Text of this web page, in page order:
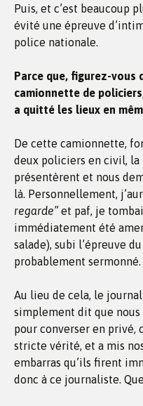
Puis, et c’est beaucoup
évité une épreuve
police nationale.
Parce que, figurez-vous
camionnette de
a quitté les lieux en
De cette camionnette,
deux policiers en civil, la
présentèrent et nous
là. Personnellement,
regarde”et paf, je
immédiatement été
salade), subi l’épreuve
probablement sermonné.
Au lieu de cela, le
simplement dit que nous
pour converser en privé,
stricte vérité, et a mis
embarras qu’ils firent
donc à ce journaliste.